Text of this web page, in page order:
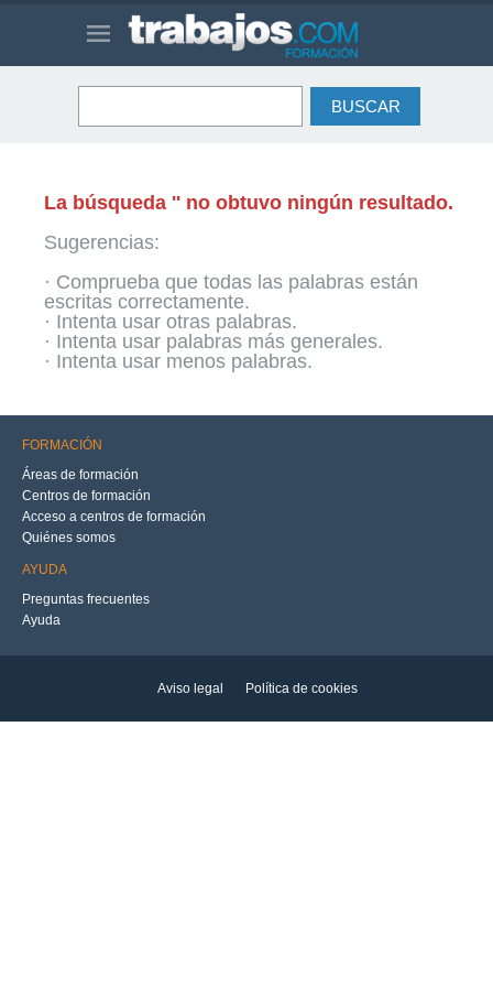
La búsqueda '' no obtuvo ningún resultado.
Sugerencias:
· Comprueba que todas las palabras están
escritas correctamente.
· Intenta usar otras palabras.
· Intenta usar palabras más generales.
· Intenta usar menos palabras.
FORMACIÓN
Áreas de formación
Centros de formación
Acceso a centros de formación
Quiénes somos
AYUDA
Preguntas frecuentes
Ayuda
Aviso legal Política de cookies